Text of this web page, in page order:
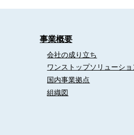
事業概要
会社の成り立ち
ワンストップソリューショ
国内事業拠点
組織図